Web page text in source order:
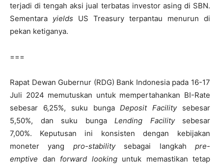
terjadi di tengah aksi jual terbatas investor asing di SBN.
Sementara yields US Treasury terpantau menurun di
pekan ketiganya.
===
Rapat Dewan Gubernur (RDG) Bank Indonesia pada 16-17
Juli 2024 memutuskan untuk mempertahankan BI-Rate
sebesar 6,25%, suku bungaDeposit Facilitysebesar
5,50%, dan suku bunga Lending Facilitysebesar
7,00%.
Keputusan ini konsisten dengan kebijakan
moneter yang pro-stabilitysebagai langkahpre-
emptive dan forward lookinguntuk memastikan tetap